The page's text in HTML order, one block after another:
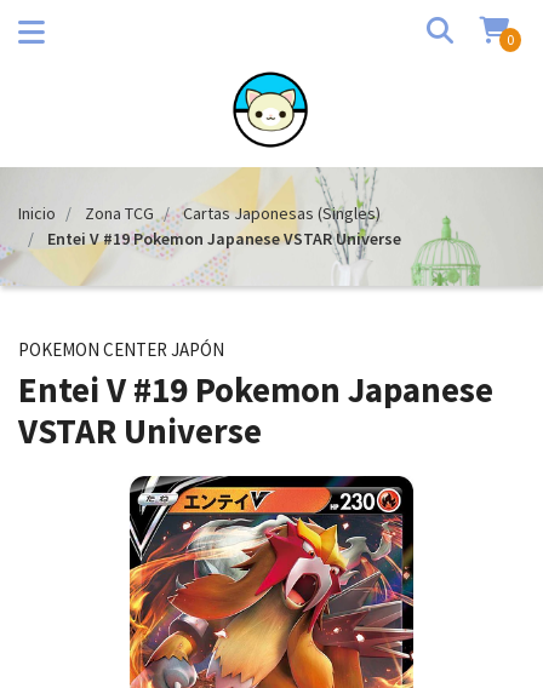
0
Inicio Zona TCG
Cartas Japonesas (Singles)
Entei V #19 Pokemon Japanese VSTAR Universe
POKEMON CENTER JAPÓN
Entei V #19 Pokemon Japanese
VSTAR Universe